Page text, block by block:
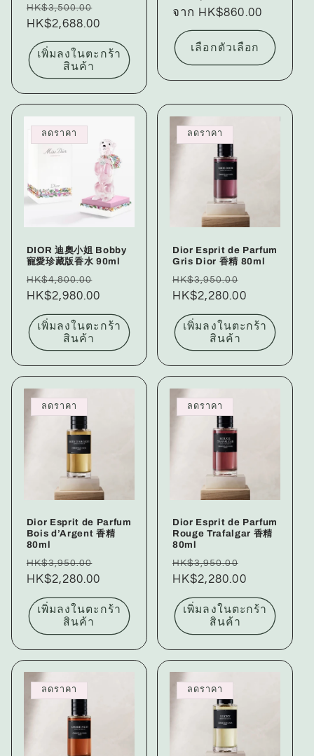
ราคา
ปกติ
HK$3,500.00
โปรโมชัน
HK$2,688.00
เพิ่มลงในตะกร้า
สินค้า
ปกติ
โปรโมชัน
จาก HK$860.00
เลือกตัวเลือก
ลดราคา
DIOR 迪奧小姐 Bobby
寵愛珍藏版香水 90ml
ราคา
ปกติ
HK$4,800.00
โปรโมชัน
HK$2,980.00
เพิ่มลงในตะกร้า
สินค้า
ลดราคา
Dior Esprit de Parfum
Gris Dior 香精 80ml
ราคา
ปกติ
HK$3,950.00
โปรโมชัน
HK$2,280.00
เพิ่มลงในตะกร้า
สินค้า
ลดราคา
Dior Esprit de Parfum
Bois d’Argent 香精
80ml
ราคา
ปกติ
HK$3,950.00
โปรโมชัน
HK$2,280.00
เพิ่มลงในตะกร้า
สินค้า
ลดราคา
Dior Esprit de Parfum
Rouge Trafalgar 香精
80ml
ราคา
ปกติ
HK$3,950.00
โปรโมชัน
HK$2,280.00
เพิ่มลงในตะกร้า
สินค้า
ลดราคา ลดราคา